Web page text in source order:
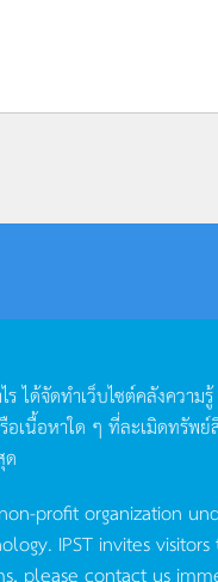
รได้จัดทำเว็บไซต์คลังความรู้
เนื้อหาใด ๆ ที่ละเมิดทรัพ
ด
profit organization
IPST invites
please contact us